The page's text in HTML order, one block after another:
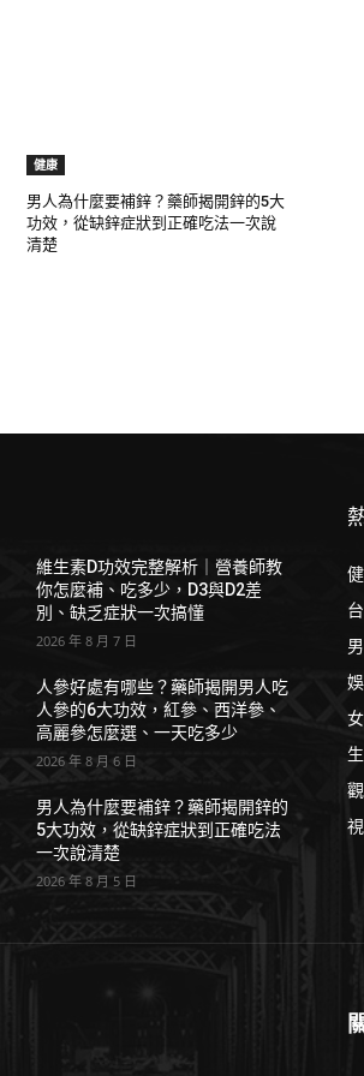
健康
男人為什麼要補鋅？藥師揭開鋅的5大
功效，從缺鋅症狀到正確吃法一次說
清楚
維生素D功效完整解析｜營養師教
你怎麼補、吃多少，D3與D2差
別、缺乏症狀一次搞懂
2026 年 8 月 7 日
人參好處有哪些？藥師揭開男人吃
人參的6大功效，紅參、西洋參、
高麗參怎麼選、一天吃多少
2026 年 8 月 6 日
男人為什麼要補鋅？藥師揭開鋅的
5大功效，從缺鋅症狀到正確吃法
一次說清楚
2026 年 8 月 5 日